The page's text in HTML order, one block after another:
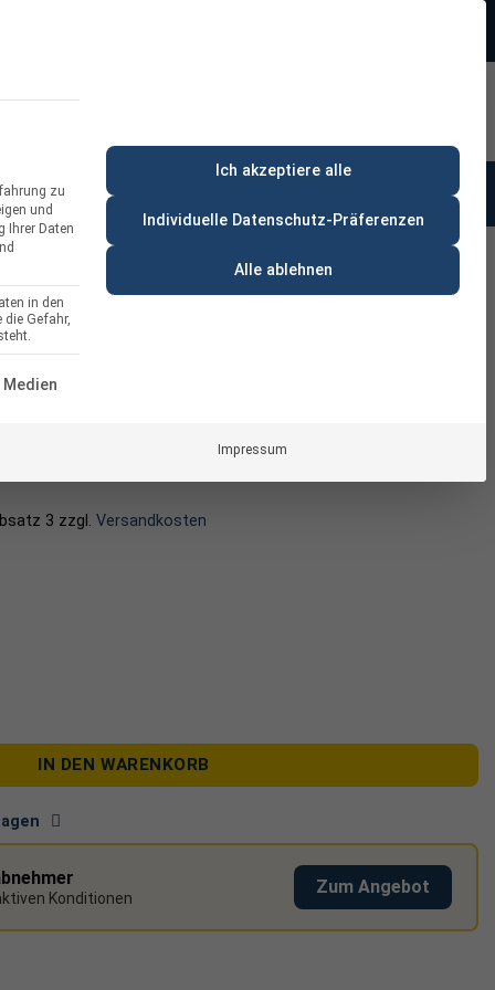
& Beratung
3 zzgl. Versandkosten
IN DEN WARENKORB
Konditionen
Zum Angebot
zu
und
Ihrer Daten
in den
die Gefahr,
GRUPPE IST ESSENZIELL UND KANN NICHT
Medien
Ich akzeptiere alle
Individuelle Datenschutz-Präferenzen
Alle ablehnen
Impressum